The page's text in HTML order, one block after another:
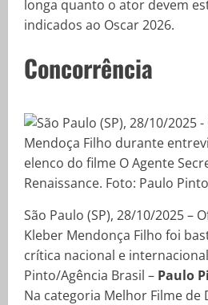
longa quanto o ator devem
indicados ao Oscar 2026.
Concorrência
São Paulo (SP), 28/10/2025 –
Kleber Mendonça Filho foi
crítica nacional e
Pinto/Agência Brasil – Paulo
Na categoria Melhor Filme de